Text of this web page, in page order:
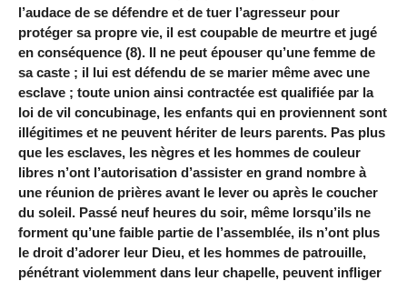
l’audace de se défendre et de tuer l’agresseur pour
protéger sa propre vie, il est coupable de meurtre et jugé
en conséquence (8). Il ne peut épouser qu’une femme de
sa caste ; il lui est défendu de se marier même avec une
esclave ; toute union ainsi contractée est qualifiée par la
loi de vil concubinage, les enfants qui en proviennent sont
illégitimes et ne peuvent hériter de leurs parents. Pas plus
que les esclaves, les nègres et les hommes de couleur
libres n’ont l’autorisation d’assister en grand nombre à
une réunion de prières avant le lever ou après le coucher
du soleil. Passé neuf heures du soir, même lorsqu’ils ne
forment qu’une faible partie de l’assemblée, ils n’ont plus
le droit d’adorer leur Dieu, et les hommes de patrouille,
pénétrant violemment dans leur chapelle, peuvent infliger